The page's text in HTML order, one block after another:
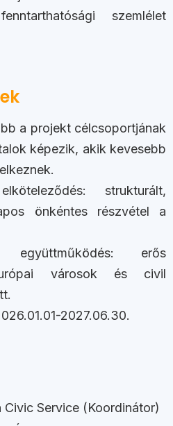
szemlélet
a projekt célcsoportjának
képezik, akik kevesebb
strukturált,
önkéntes részvétel a
együttműködés: erős
városok és civil
2027.06.30.
Civic Service (Koordinátor)